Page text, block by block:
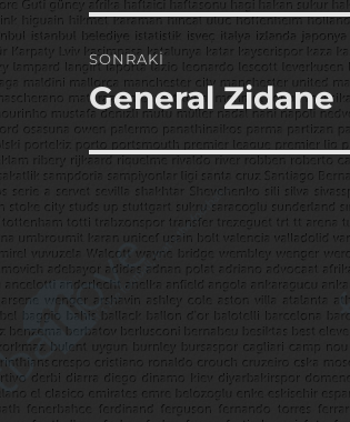
SONRAKI
Sonraki
yazı:
General Zidane